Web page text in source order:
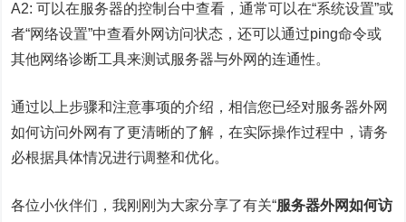
A2: 可以在服务器的控制台中查看，通常可以在“系统设置”或
者“网络设置”中查看外网访问状态，还可以通过ping命令或
其他网络诊断工具来测试服务器与外网的连通性。
通过以上步骤和注意事项的介绍，相信您已经对服务器外网
如何访问外网有了更清晰的了解，在实际操作过程中，请务
必根据具体情况进行调整和优化。
各位小伙伴们，我刚刚为大家分享了有关“服务器外网如何访